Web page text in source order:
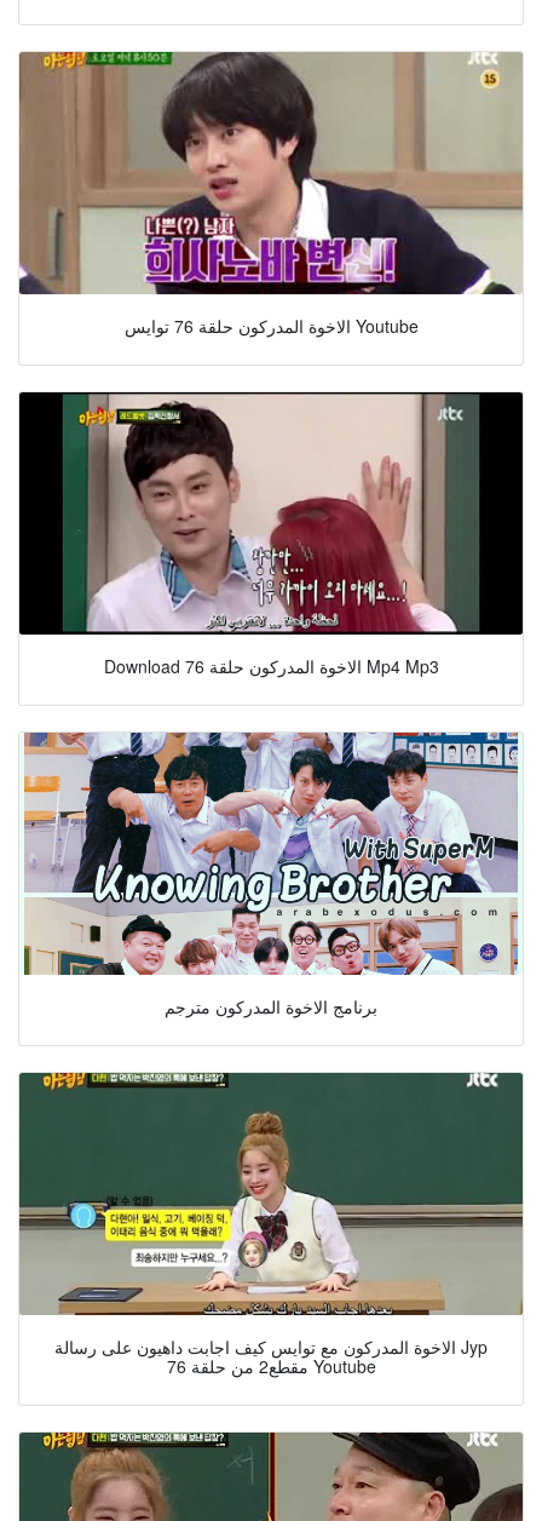
الاخوة المدركون حلقة 76 توايس Youtube
Download الاخوة المدركون حلقة 76 Mp4 Mp3
برنامج الاخوة المدركون مترجم
الاخوة المدركون مع توايس كيف اجابت داهيون على رسالة Jyp
مقطع2 من حلقة 76 Youtube